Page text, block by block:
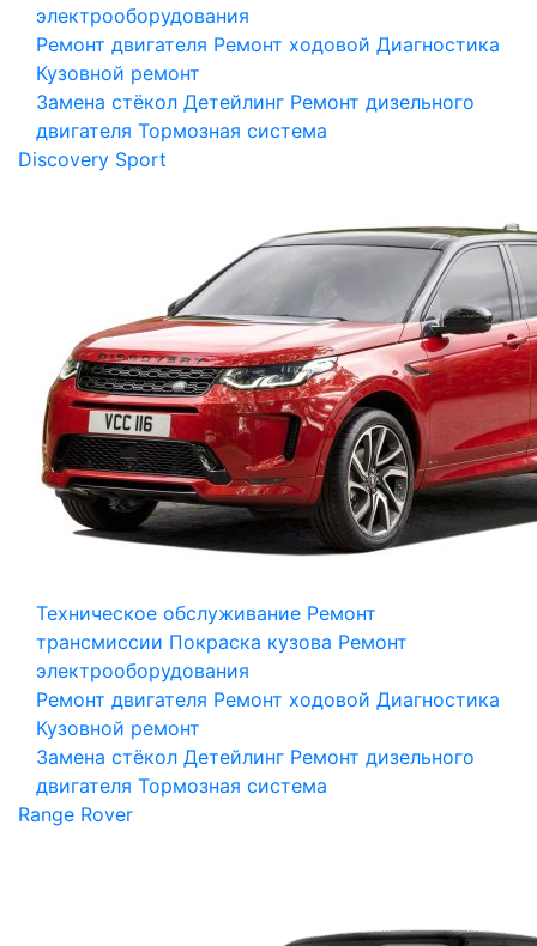
электрооборудования
Ремонт двигателя Ремонт ходовой Диагностика
Кузовной ремонт
Замена стёкол Детейлинг Ремонт дизельного
двигателя Тормозная система
Discovery Sport
Техническое обслуживание Ремонт
трансмиссии Покраска кузова Ремонт
электрооборудования
Ремонт двигателя Ремонт ходовой Диагностика
Кузовной ремонт
Замена стёкол Детейлинг Ремонт дизельного
двигателя Тормозная система
Range Rover